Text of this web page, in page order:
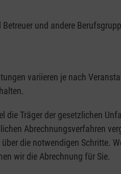
und andere
variieren je nach
die Träger der gesetzlichen
Abrechnungsverfahren
die notwendigen Schritte.
wir die Abrechnung für Sie.